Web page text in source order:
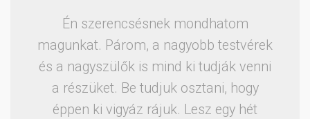
Én szerencsésnek mondhatom
magunkat. Párom, a nagyobb testvérek
és a nagyszülők is mind ki tudják venni
a részüket. Be tudjuk osztani, hogy
éppen ki vigyáz rájuk. Lesz egy hét